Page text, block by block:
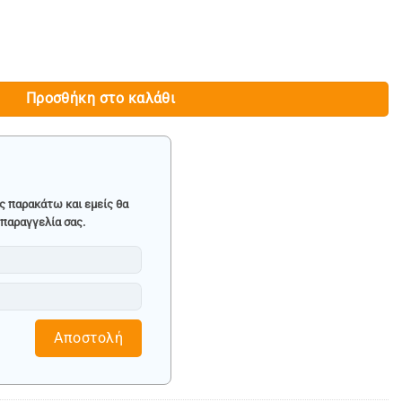
Προσθήκη στο καλάθι
παρακάτω και εμείς θα
σας.
Αποστολή